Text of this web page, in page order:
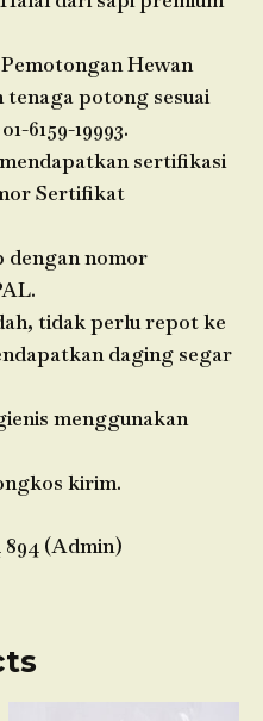
Hewan
potong sesuai
6159-19993.
sertifikasi
Sertifikat
dengan nomor
tidak perlu repot ke
daging segar
menggunakan
kirim.
894 (Admin)